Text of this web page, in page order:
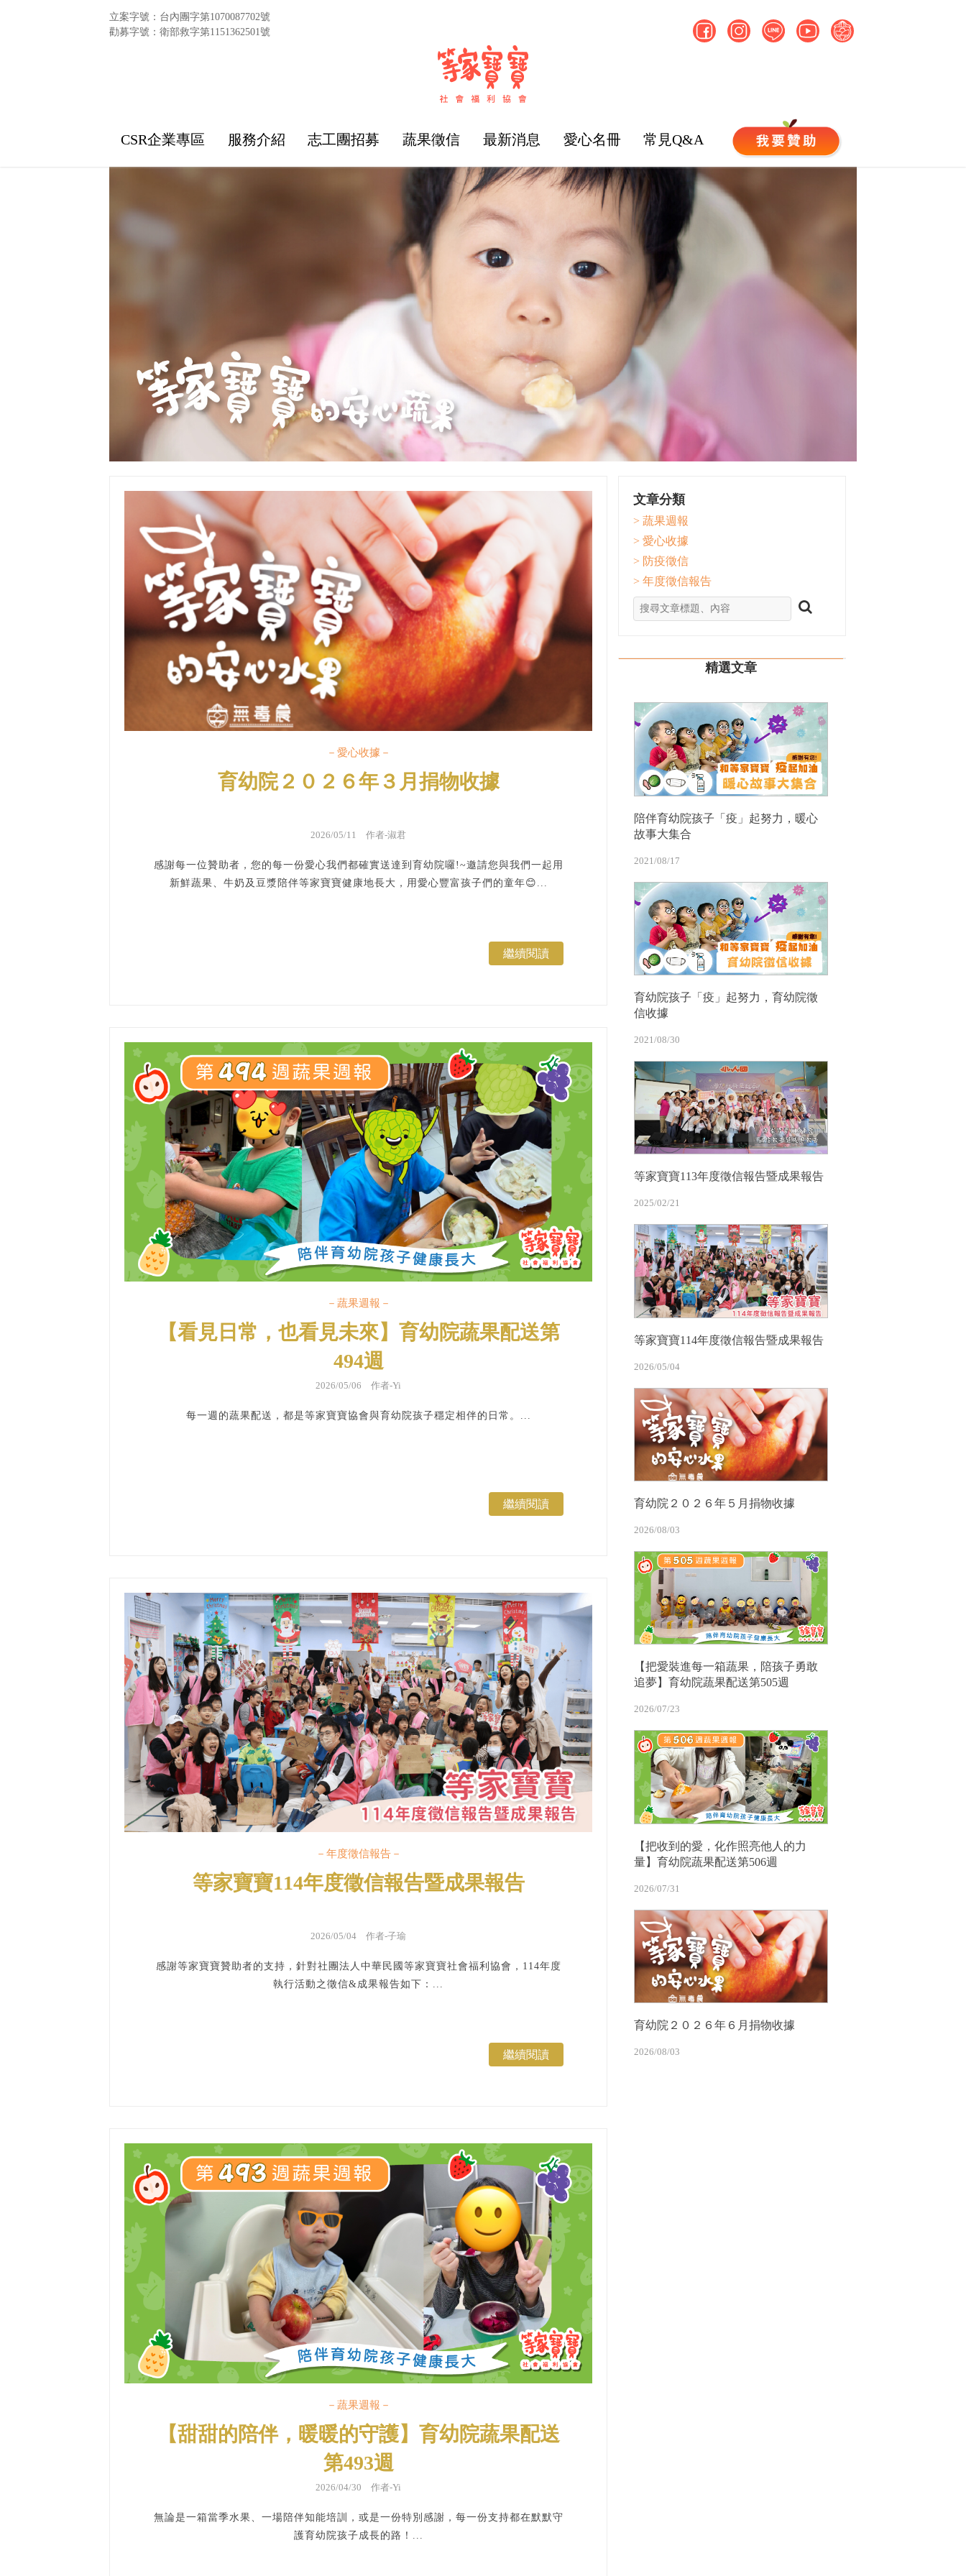
立案字號：台內團字第1070087702號
勸募字號：衛部救字第1151362501號
CSR企業專區 服務介紹 志工團招募 蔬果徵信 最新消息 愛心名冊 常見Q&A
－愛心收據－
育幼院２０２６年３月捐物收據
2026/05/11 作者-淑君
感謝每一位贊助者，您的每一份愛心我們都確實送達到育幼院囉!~邀請您與我們一起用
新鮮蔬果、牛奶及豆漿陪伴等家寶寶健康地長大，用愛心豐富孩子們的童年😊...
繼續閱讀
－蔬果週報－
【看見日常，也看見未來】育幼院蔬果配送第
494週
2026/05/06 作者-Yi
每一週的蔬果配送，都是等家寶寶協會與育幼院孩子穩定相伴的日常。...
繼續閱讀
－年度徵信報告－
等家寶寶114年度徵信報告暨成果報告
2026/05/04 作者-子瑜
感謝等家寶寶贊助者的支持，針對社團法人中華民國等家寶寶社會福利協會，114年度
執行活動之徵信&成果報告如下：...
繼續閱讀
－蔬果週報－
【甜甜的陪伴，暖暖的守護】育幼院蔬果配送
第493週
2026/04/30 作者-Yi
無論是一箱當季水果、一場陪伴知能培訓，或是一份特別感謝，每一份支持都在默默守
護育幼院孩子成長的路！...
文章分類
> 蔬果週報
> 愛心收據
> 防疫徵信
> 年度徵信報告
精選文章
陪伴育幼院孩子「疫」起努力，暖心
故事大集合
2021/08/17
育幼院孩子「疫」起努力，育幼院徵
信收據
2021/08/30
等家寶寶113年度徵信報告暨成果報告
2025/02/21
等家寶寶114年度徵信報告暨成果報告
2026/05/04
育幼院２０２６年５月捐物收據
2026/08/03
【把愛裝進每一箱蔬果，陪孩子勇敢
追夢】育幼院蔬果配送第505週
2026/07/23
【把收到的愛，化作照亮他人的力
量】育幼院蔬果配送第506週
2026/07/31
育幼院２０２６年６月捐物收據
2026/08/03